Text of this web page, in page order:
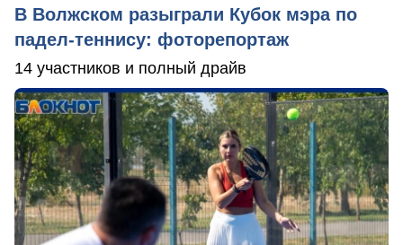
В Волжском разыграли Кубок мэра по
падел-теннису: фоторепортаж
14 участников и полный драйв